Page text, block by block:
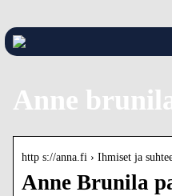
Anne
http s://anna.fi › Ihmiset ja
Anne Brunila